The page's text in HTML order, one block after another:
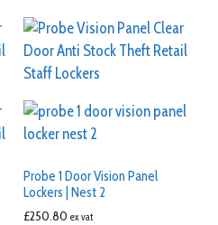
Probe 1 Door Vision Panel
Lockers | Nest 2
£250.80 ex vat